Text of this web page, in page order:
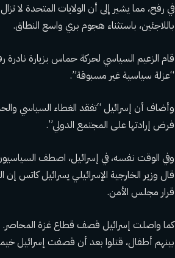
في رفح، مما يشير إلى أن الولايات المتحدة لا
باللاجئين، باستثناء هجوم بري واسع النطاق.
قام الزعيم السياسي لحركة حماس بزيارة نادرة
“عزلة سياسية غير مسبوقة”.
وأضاف أن إسرائيل “تفقد الغطاء السياسي
فرض إرادتها على المجتمع الدولي”.
وفي الوقت نفسه، في إسرائيل، اصطف السياسيون
قال وزير الخارجية الإسرائيلي يسرائيل كاتس
قرار مجلس الأمن.
بينهم أطفال، قتلوا بعد أن قصفت إسرائيل